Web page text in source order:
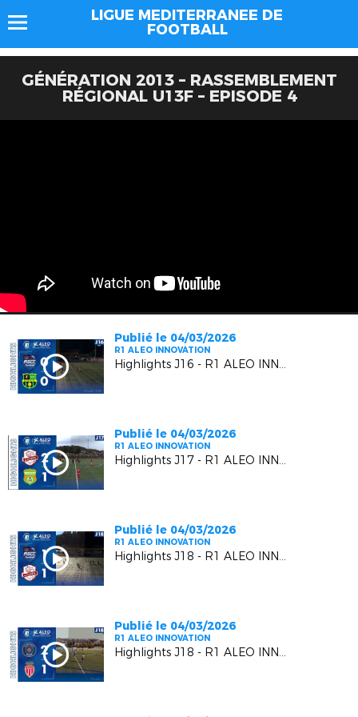
LIGUE MEDITERRANEE DE
FOOTBALL
GÉNÉRATION 2013 – RASSEMBLEMENT
RÉGIONAL U13F – EPISODE 4
Publié le 04/03/2026
R1 ALEO INNOVATION
Highlights J16 - R1 ALEO INNOVATION | L' AS CAGNES-LE-CROS VS L'US CARQUEIRANNE CRAU
Publié le 04/03/2026
R1 ALEO INNOVATION
Highlights J17 - R1 ALEO INNOVATION | Luynes S. VS A.S. Gémenosienne
Publié le 04/03/2026
R1 ALEO INNOVATION
Highlights J18 - R1 ALEO INNOVATION | AS Cagnes le Cros VS Luynes S.
Publié le 04/03/2026
R1 ALEO INNOVATION
Highlights J18 - R1 ALEO INNOVATION | R.C. Pays de Grasse 2 VS A.S. Monaco F.C. 2